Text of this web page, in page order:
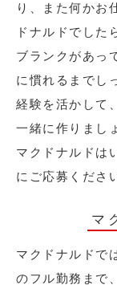
り、また何かお
ドナルドでした
ブランクがあっ
に慣れるまでし
経験を活かして
一緒に作りまし
マクドナルドは
にご応募くださ
マ
マクドナルドで
のフル勤務まで